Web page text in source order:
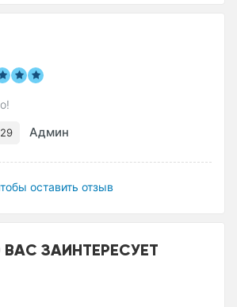
Админ
оставить отзыв
ЗАИНТЕРЕСУЕТ